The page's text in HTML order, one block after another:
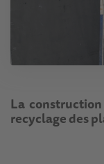
La
recyclage des